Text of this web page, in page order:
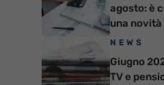
agosto: è
una
NEWS
Giugno
TV e